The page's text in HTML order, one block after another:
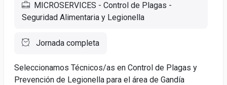
MICROSERVICES - Control de Plagas -
Seguridad Alimentaria y Legionella
Jornada completa
Seleccionamos Técnicos/as en Control de Plagas y
Prevención de Legionella para el área de Gandía